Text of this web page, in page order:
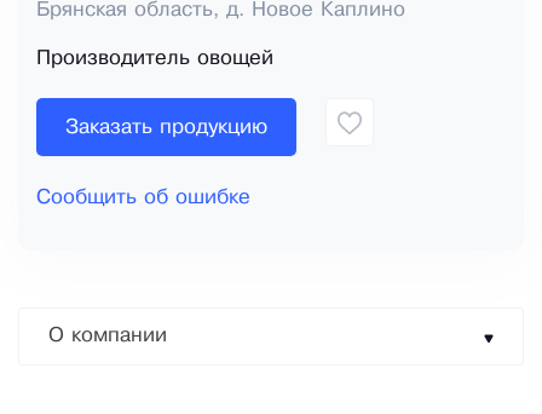
Брянская область, д. Новое Каплино
Производитель овощей
Заказать продукцию
Сообщить об ошибке
О компании